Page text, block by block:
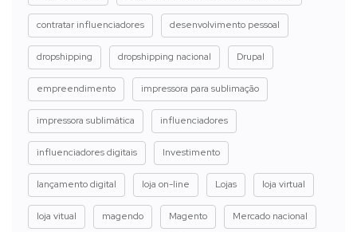
contratar influenciadores desenvolvimento pessoal
dropshipping dropshipping nacional Drupal
empreendimento impressora para sublimação
impressora sublimática influenciadores
influenciadores digitais Investimento
lançamento digital loja on-line Lojas loja virtual
loja vitual magendo Magento Mercado nacional